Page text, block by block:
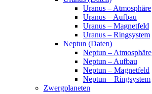
Uranus – Atmosphäre
Uranus – Aufbau
Uranus – Magnetfeld
Uranus – Ringsystem
Neptun (Daten)
Neptun – Atmosphäre
Neptun – Aufbau
Neptun – Magnetfeld
Neptun – Ringsystem
Zwergplaneten